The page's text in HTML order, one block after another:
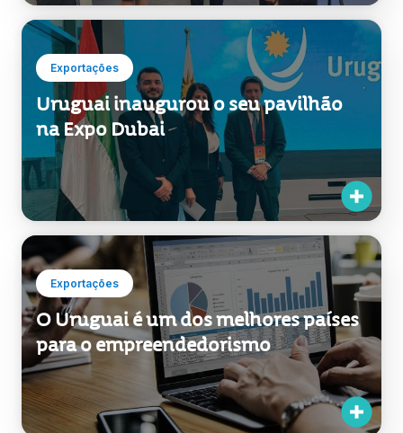
Exportações
Uruguai inaugurou o seu pavilhão
na Expo Dubai
Exportações
O Uruguai é um dos melhores países
para o empreendedorismo